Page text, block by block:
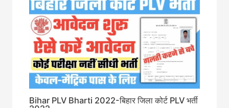
Bihar PLV Bharti 2022-बिहार जिला कोर्ट PLV भर्ती